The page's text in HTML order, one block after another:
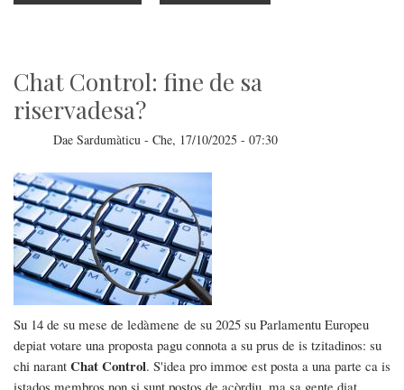
de
porno
Chat Control: fine de sa
riservadesa?
Dae Sardumàticu - Che, 17/10/2025 - 07:30
Su 14 de su mese de ledàmene de su 2025 su Parlamentu Europeu
depiat votare una proposta pagu connota a su prus de is tzitadinos: su
chi narant Chat Control. S'idea pro immoe est posta a una parte ca is
istados membros non si sunt postos de acòrdiu, ma sa gente diat